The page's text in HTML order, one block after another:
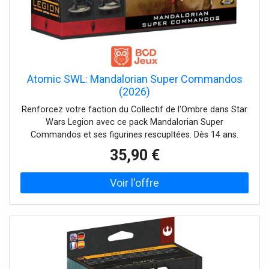
Atomic SWL: Mandalorian Super Commandos
(2026)
Renforcez votre faction du Collectif de l'Ombre dans Star
Wars Legion avec ce pack Mandalorian Super
Commandos et ses figurines rescupltées. Dès 14 ans.
35,90 €